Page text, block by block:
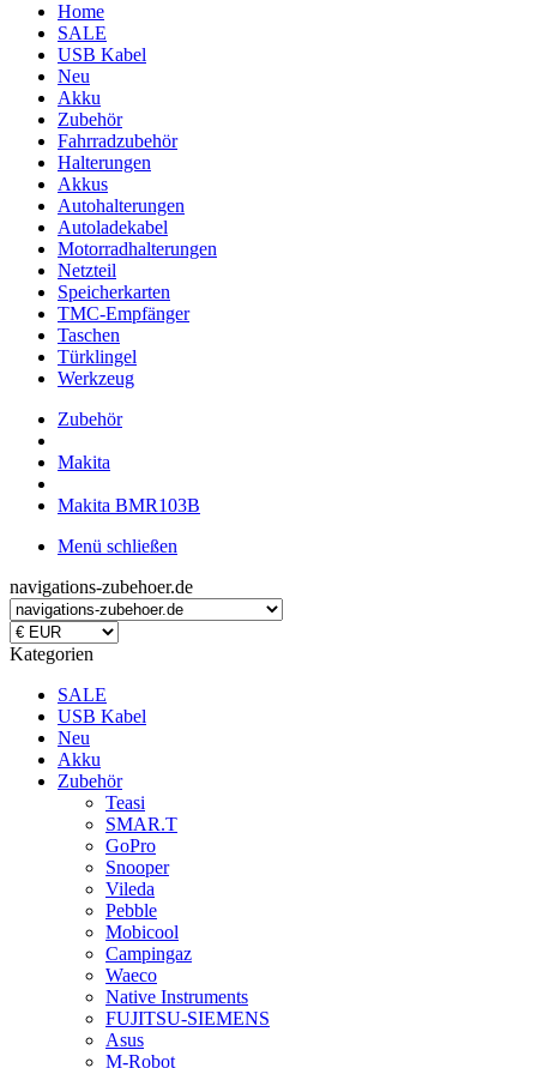
Home
SALE
USB Kabel
Neu
Akku
Zubehör
Fahrradzubehör
Halterungen
Akkus
Autohalterungen
Autoladekabel
Motorradhalterungen
Netzteil
Speicherkarten
TMC-Empfänger
Taschen
Türklingel
Werkzeug
Zubehör
Makita
Makita BMR103B
Menü schließen
navigations-zubehoer.de
Kategorien
SALE
USB Kabel
Neu
Akku
Zubehör
Teasi
SMAR.T
GoPro
Snooper
Vileda
Pebble
Mobicool
Campingaz
Waeco
Native Instruments
FUJITSU-SIEMENS
Asus
M-Robot